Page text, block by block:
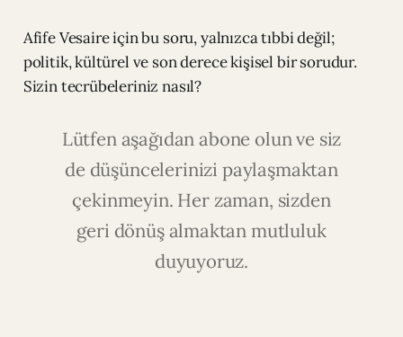
Afife Vesaire için bu soru, yalnızca tıbbi değil;
politik, kültürel ve son derece kişisel bir sorudur.
Sizin tecrübeleriniz nasıl?
Lütfen aşağıdan abone olun ve siz
de düşüncelerinizi paylaşmaktan
çekinmeyin. Her zaman, sizden
geri dönüş almaktan mutluluk
duyuyoruz.